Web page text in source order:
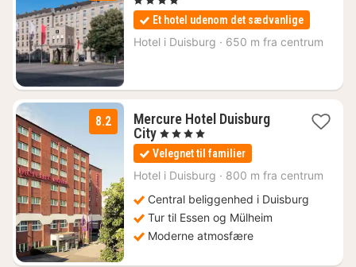
nat
fra
502
Et hotel udenom det sædvanlige
Hotel i Duisburg · 650 m fra centrum
8.2
Mercure Hotel Duisburg
City2
nætter
fra
524
, 4 Stjerner
Velegnet til familier
Hotel i Duisburg · 800 m fra centrum
Central beliggenhed i Duisburg
Tur til Essen og Mülheim
Moderne atmosfære